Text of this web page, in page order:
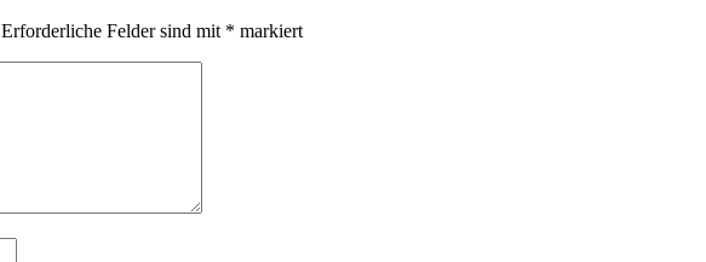
Erforderliche Felder sind mit * markiert